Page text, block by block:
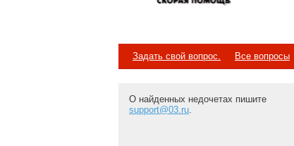
Задать свой вопрос. Все вопросы
О найденных недочетах пишите
support@03.ru.